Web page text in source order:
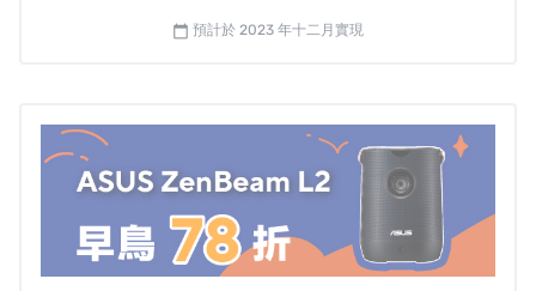
可以透過 Android TV 掌握多種節目與APP。簡單的設定
，從40寸到120寸，不用擔心
短距離，狹窄沒問題，只要1公尺即能投影40寸畫面，顯示
120吋影像僅需3公尺。
calendar_today 預計於 2023 年十二月實現